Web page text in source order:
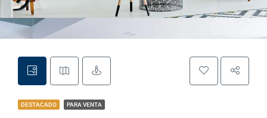
DESTACADO PARA VENTA